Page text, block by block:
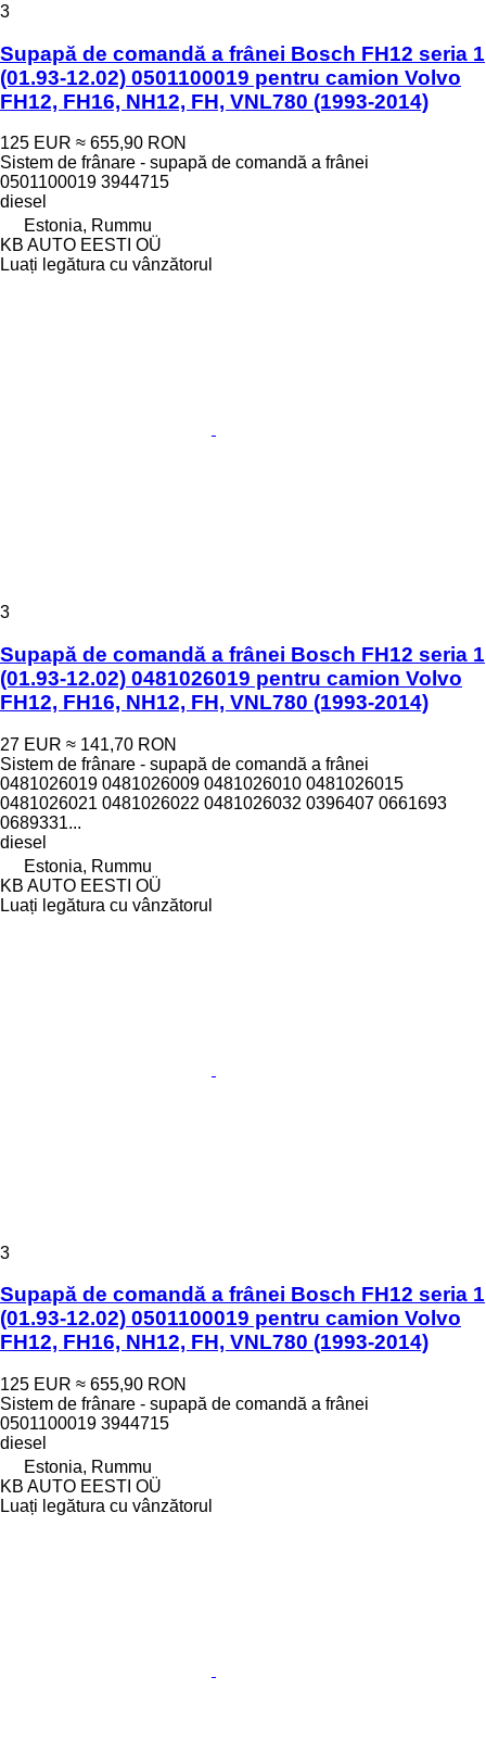
3
Supapă de comandă a frânei Bosch FH12 seria 1
(01.93-12.02) 0501100019 pentru camion Volvo
FH12, FH16, NH12, FH, VNL780 (1993-2014)
125 EUR ≈ 655,90 RON
Sistem de frânare - supapă de comandă a frânei
0501100019 3944715
diesel
Estonia, Rummu
KB AUTO EESTI OÜ
Luați legătura cu vânzătorul
3
Supapă de comandă a frânei Bosch FH12 seria 1
(01.93-12.02) 0481026019 pentru camion Volvo
FH12, FH16, NH12, FH, VNL780 (1993-2014)
27 EUR ≈ 141,70 RON
Sistem de frânare - supapă de comandă a frânei
0481026019 0481026009 0481026010 0481026015
0481026021 0481026022 0481026032 0396407 0661693
0689331...
diesel
Estonia, Rummu
KB AUTO EESTI OÜ
Luați legătura cu vânzătorul
3
Supapă de comandă a frânei Bosch FH12 seria 1
(01.93-12.02) 0501100019 pentru camion Volvo
FH12, FH16, NH12, FH, VNL780 (1993-2014)
125 EUR ≈ 655,90 RON
Sistem de frânare - supapă de comandă a frânei
0501100019 3944715
diesel
Estonia, Rummu
KB AUTO EESTI OÜ
Luați legătura cu vânzătorul